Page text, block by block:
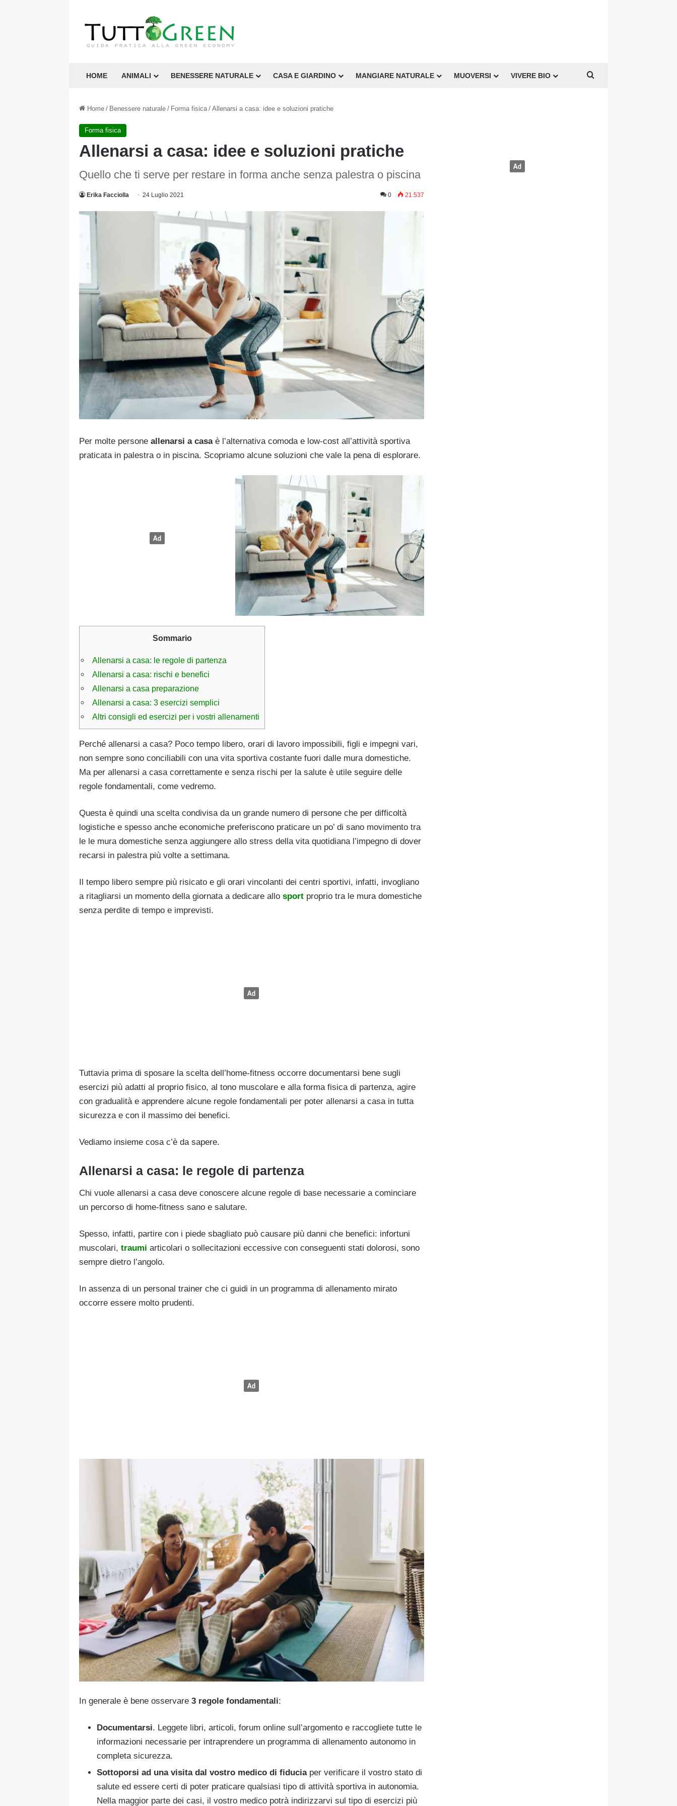
HOME ANIMALI BENESSERE NATURALE CASA E GIARDINO MANGIARE NATURALE MUOVERSI VIVERE BIO
Home / Benessere naturale / Forma fisica / Allenarsi a casa: idee e soluzioni pratiche
Forma fisica
Allenarsi a casa: idee e soluzioni pratiche
Quello che ti serve per restare in forma anche senza palestra o piscina
Erika Facciolla 24 Luglio 2021 0 21.537
Per molte persone allenarsi a casaè l’alternativa comoda e low-cost all’attività sportiva
praticata in palestra o in piscina. Scopriamo alcune soluzioni che vale la pena di esplorare.
Sommario
Allenarsi a casa: le regole di partenza
Allenarsi a casa: rischi e benefici
Allenarsi a casa preparazione
Allenarsi a casa: 3 esercizi semplici
Altri consigli ed esercizi per i vostri allenamenti
Perché allenarsi a casa? Poco tempo libero, orari di lavoro impossibili, figli e impegni vari,
non sempre sono conciliabili con una vita sportiva costante fuori dalle mura domestiche.
Ma per allenarsi a casa correttamente e senza rischi per la salute è utile seguire delle
regole fondamentali, come vedremo.
Questa è quindi una scelta condivisa da un grande numero di persone che per difficoltà
logistiche e spesso anche economiche preferiscono praticare un po’ di sano movimento tra
le le mura domestiche senza aggiungere allo stress della vita quotidiana l’impegno di dover
recarsi in palestra più volte a settimana.
Il tempo libero sempre più risicato e gli orari vincolanti dei centri sportivi, infatti, invogliano
a ritagliarsi un momento della giornata a dedicare allo sport proprio tra le mura domestiche
senza perdite di tempo e imprevisti.
Tuttavia prima di sposare la scelta dell’home-fitness occorre documentarsi bene sugli
esercizi più adatti al proprio fisico, al tono muscolare e alla forma fisica di partenza, agire
con gradualità e apprendere alcune regole fondamentali per poter allenarsi a casa in tutta
sicurezza e con il massimo dei benefici.
Vediamo insieme cosa c’è da sapere.
Allenarsi a casa: le regole di partenza
Chi vuole allenarsi a casa deve conoscere alcune regole di base necessarie a cominciare
un percorso di home-fitness sano e salutare.
Spesso, infatti, partire con i piede sbagliato può causare più danni che benefici: infortuni
muscolari, traumi articolari o sollecitazioni eccessive con conseguenti stati dolorosi, sono
sempre dietro l’angolo.
In assenza di un personal trainer che ci guidi in un programma di allenamento mirato
occorre essere molto prudenti.
In generale è bene osservare 3 regole fondamentali:
Documentarsi. Leggete libri, articoli, forum online sull’argomento e raccogliete tutte le
informazioni necessarie per intraprendere un programma di allenamento autonomo in
completa sicurezza.
Sottoporsi ad una visita dal vostro medico di fiduciaper verificare il vostro stato di
salute ed essere certi di poter praticare qualsiasi tipo di attività sportiva in autonomia.
Nella maggior parte dei casi, il vostro medico potrà indirizzarvi sul tipo di esercizi più